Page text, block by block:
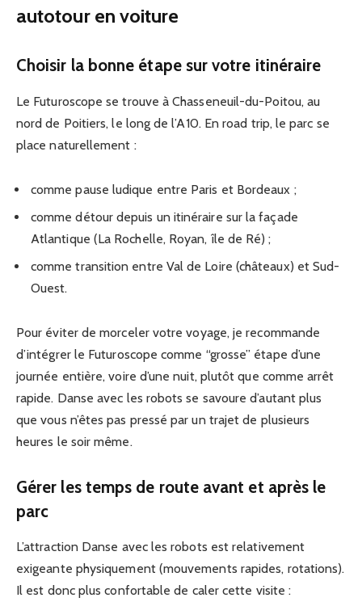
autotour en voiture
Choisir la bonne étape sur votre itinéraire
Le Futuroscope se trouve à Chasseneuil-du-Poitou, au
nord de Poitiers, le long de l’A10. En road trip, le parc se
place naturellement :
comme pause ludique entre Paris et Bordeaux ;
comme détour depuis un itinéraire sur la façade
Atlantique (La Rochelle, Royan, île de Ré) ;
comme transition entre Val de Loire (châteaux) et Sud-
Ouest.
Pour éviter de morceler votre voyage, je recommande
d’intégrer le Futuroscope comme “grosse” étape d’une
journée entière, voire d’une nuit, plutôt que comme arrêt
rapide. Danse avec les robots se savoure d’autant plus
que vous n’êtes pas pressé par un trajet de plusieurs
heures le soir même.
Gérer les temps de route avant et après le
parc
L’attraction Danse avec les robots est relativement
exigeante physiquement (mouvements rapides, rotations).
Il est donc plus confortable de caler cette visite :